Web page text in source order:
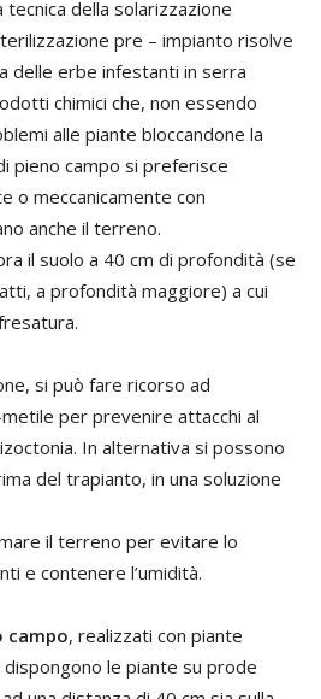
della solarizzazione
pre – impianto risolve
delle erbe infestanti in serra
chimici che, non essendo
alle piante bloccandone la
pieno campo si preferisce
o meccanicamente con
anche il terreno.
il suolo a 40 cm di profondità (se
a profondità maggiore) a cui
si può fare ricorso ad
per prevenire attacchi al
In alternativa si possono
del trapianto, in una soluzione
il terreno per evitare lo
e contenere l’umidità.
campo, realizzati con piante
le piante su prode